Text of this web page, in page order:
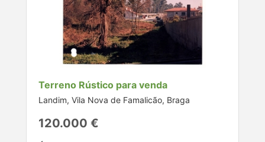
Terreno Rústico para venda
Landim, Vila Nova de Famalicão, Braga
120.000 €